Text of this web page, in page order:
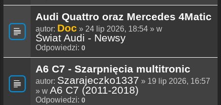
Audi Quattro oraz Mercedes 4Matic
autor: Doc » 24 lip 2026, 18:54 » w
Świat Audi - Newsy
Odpowiedzi: 0
A6 C7 - Szarpnięcia multitronic
autor: Szarajeczko1337 » 19 lip 2026, 16:57
» w A6 C7 (2011-2018)
Odpowiedzi: 0